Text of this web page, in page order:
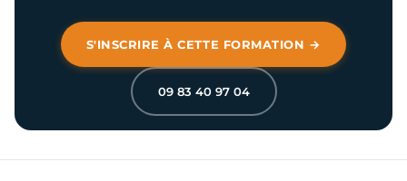
S'INSCRIRE À CETTE FORMATION →
09 83 40 97 04